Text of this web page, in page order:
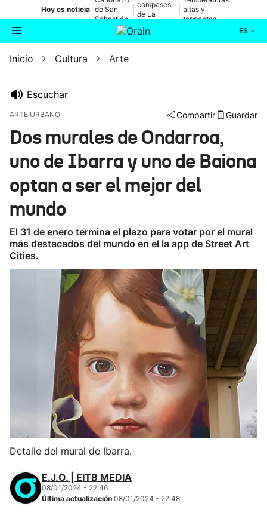
Hoy es noticia de San
Sebastián
compases
de La
altas y
tormentas
ES
Buscador Actualidad
Ikusmiran
Eguraldia
Inicio Cultura Arte
Escuchar
ARTE URBANO Compartir Guardar
Dos murales de Ondarroa,
uno de Ibarra y uno de Baiona
optan a ser el mejor del
mundo
El 31 de enero termina el plazo para votar por el mural
más destacados del mundo en el la app de Street Art
Cities.
Detalle del mural de Ibarra.
E.J.O. | EITB MEDIA
08/01/2024 - 22:46
Última actualización 08/01/2024 - 22:48